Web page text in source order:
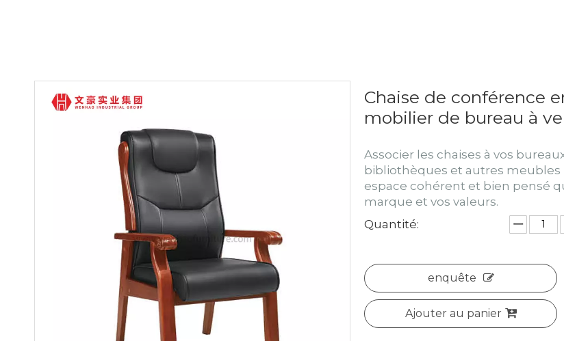
Chaise de conférence
mobilier de bureau à
Associer les chaises à vos
bibliothèques et autres meubles
espace cohérent et bien pensé
marque et vos valeurs.
Quantité:
enquête
Ajouter au panier